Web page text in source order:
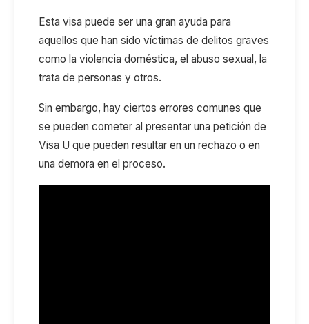
Esta visa puede ser una gran ayuda para
aquellos que han sido víctimas de delitos graves
como la violencia doméstica, el abuso sexual, la
trata de personas y otros.
Sin embargo, hay ciertos errores comunes que
se pueden cometer al presentar una petición de
Visa U que pueden resultar en un rechazo o en
una demora en el proceso.